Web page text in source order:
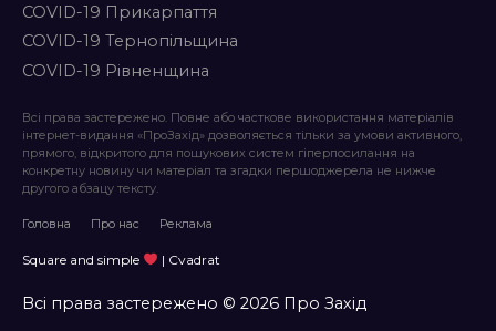
COVID-19 Прикарпаття
COVID-19 Тернопільщина
COVID-19 Рівненщина
Всі права застережено. Повне або часткове використання матеріалів
інтернет-видання «ПроЗахід» дозволяється тільки за умови активного,
прямого, відкритого для пошукових систем гіперпосилання на
конкретну новину чи матеріал та згадки першоджерела не нижче
другого абзацу тексту.
Головна Про нас Реклама
Square and simple | Cvadrat
Всі права застережено © 2026 Про Захід